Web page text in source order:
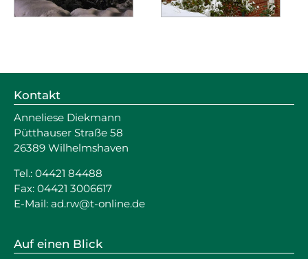
Kontakt
Anneliese Diekmann
Pütthauser Straße 58
26389 Wilhelmshaven
Tel.: 04421 84488
Fax: 04421 3006617
E-Mail: ad.rw@t-online.de
Auf einen Blick